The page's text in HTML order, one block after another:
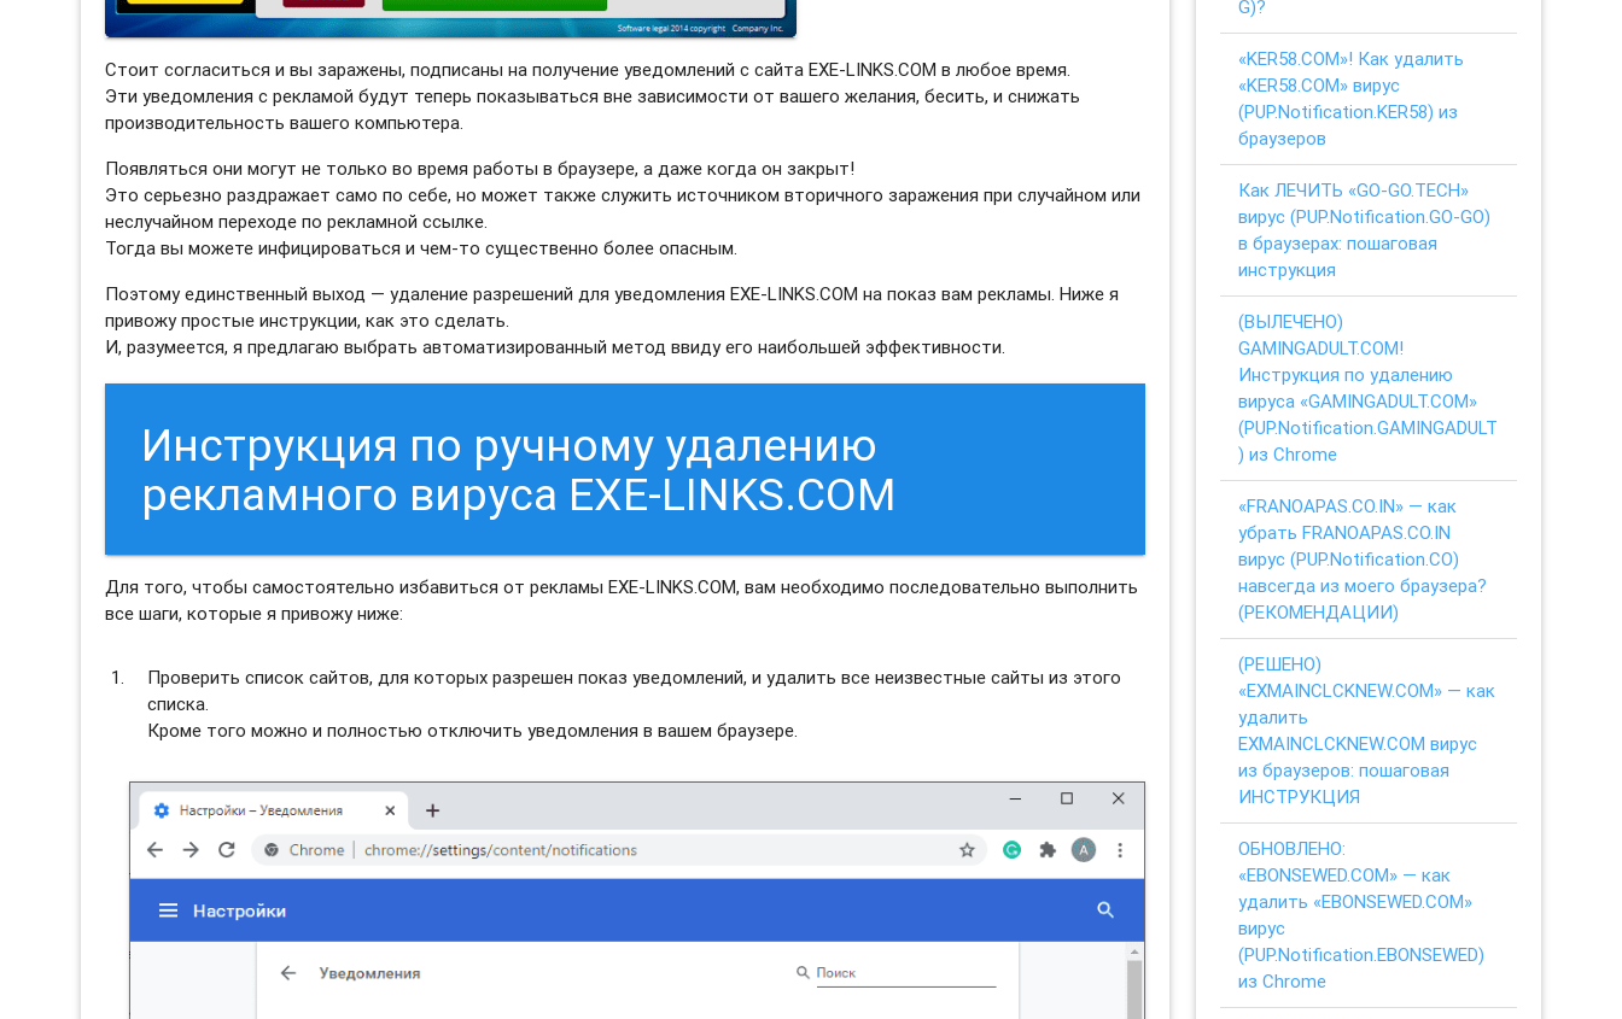
Стоит согласиться и вы заражены, подписаны на получение уведомлений с сайта EXE-LINKS.COM в любое время.
Эти уведомления с рекламой будут теперь показываться вне зависимости от вашего желания, бесить, и снижать
производительность вашего компьютера.
Появляться они могут не только во время работы в браузере, а даже когда он закрыт!
Это серьезно раздражает само по себе, но может также служить источником вторичного заражения при случайном или
неслучайном переходе по рекламной ссылке.
Тогда вы можете инфицироваться и чем-то существенно более опасным.
Поэтому единственный выход — удаление разрешений для уведомления EXE-LINKS.COM на показ вам рекламы. Ниже я
привожу простые инструкции, как это сделать.
И, разумеется, я предлагаю выбрать автоматизированный метод ввиду его наибольшей эффективности.
Инструкция по ручному удалению
рекламного вируса EXE-LINKS.COM
Для того, чтобы самостоятельно избавиться от рекламы EXE-LINKS.COM, вам необходимо последовательно выполнить
все шаги, которые я привожу ниже:
Проверить список сайтов, для которых разрешен показ уведомлений, и удалить все неизвестные сайты из этого
списка.
Кроме того можно и полностью отключить уведомления в вашем браузере.
G)?
«KER58.COM»! Как удалить
«KER58.COM» вирус
(PUP.Notification.KER58) из
браузеров
Как ЛЕЧИТЬ «GO-GO.TECH»
вирус (PUP.Notification.GO-GO)
в браузерах: пошаговая
инструкция
(ВЫЛЕЧЕНО)
GAMINGADULT.COM!
Инструкция по удалению
вируса «GAMINGADULT.COM»
(PUP.Notification.GAMINGADULT
) из Chrome
«FRANOAPAS.CO.IN» — как
убрать FRANOAPAS.CO.IN
вирус (PUP.Notification.CO)
навсегда из моего браузера?
(РЕКОМЕНДАЦИИ)
(РЕШЕНО)
«EXMAINCLCKNEW.COM» — как
удалить
EXMAINCLCKNEW.COM вирус
из браузеров: пошаговая
ИНСТРУКЦИЯ
ОБНОВЛЕНО:
«EBONSEWED.COM» — как
удалить «EBONSEWED.COM»
вирус
(PUP.Notification.EBONSEWED)
из Chrome